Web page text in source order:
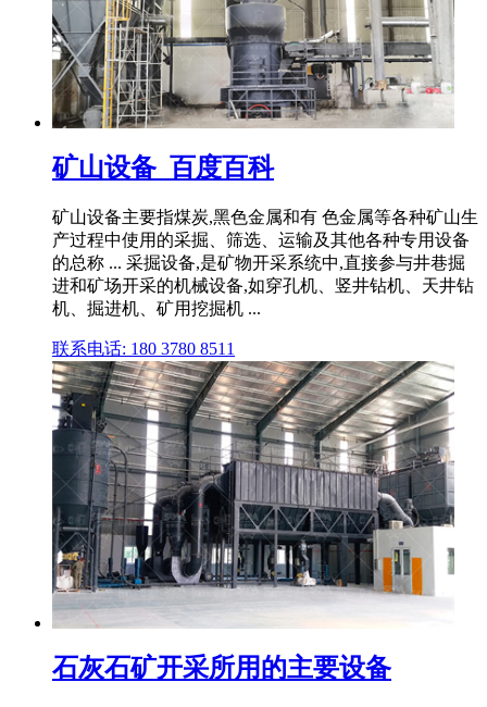
矿山设备_百度百科
矿山设备主要指煤炭,黑色金属和有 色金属等各种矿山生
产过程中使用的采掘、筛选、运输及其他各种专用设备
的总称 ... 采掘设备,是矿物开采系统中,直接参与井巷掘
进和矿场开采的机械设备,如穿孔机、竖井钻机、天井钻
机、掘进机、矿用挖掘机 ...
联系电话: 180 3780 8511
石灰石矿开采所用的主要设备